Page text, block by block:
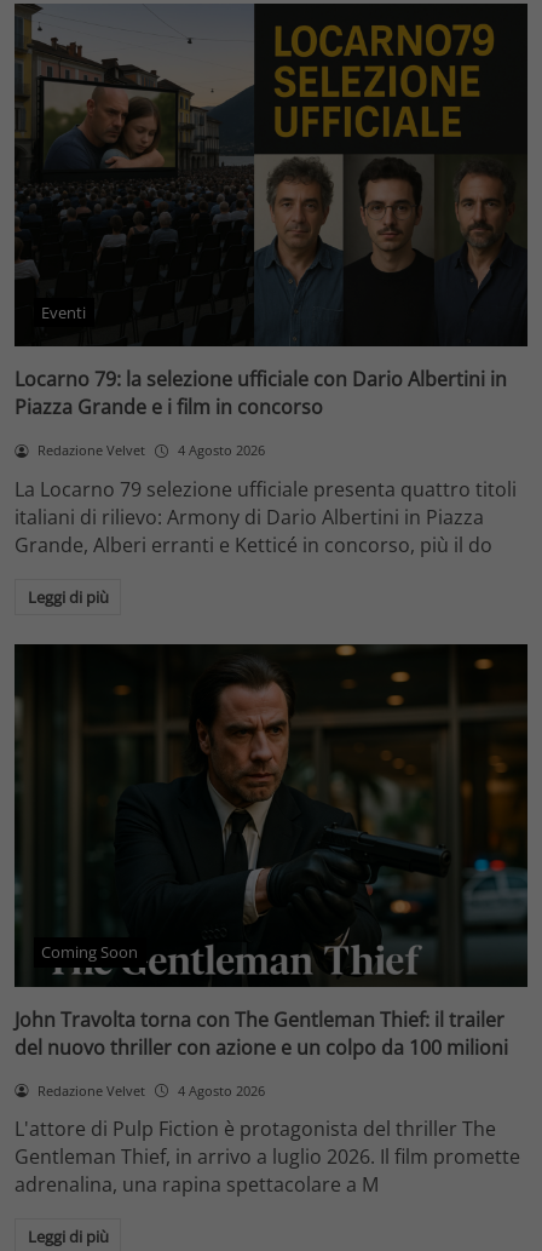
Eventi
Locarno 79: la selezione ufficiale con Dario Albertini in
Piazza Grande e i film in concorso
Redazione Velvet 4 Agosto 2026
La Locarno 79 selezione ufficiale presenta quattro titoli
italiani di rilievo: Armony di Dario Albertini in Piazza
Grande, Alberi erranti e Ketticé in concorso, più il do
Leggi di più
Coming Soon
John Travolta torna con The Gentleman Thief: il trailer
del nuovo thriller con azione e un colpo da 100 milioni
Redazione Velvet 4 Agosto 2026
L'attore di Pulp Fiction è protagonista del thriller The
Gentleman Thief, in arrivo a luglio 2026. Il film promette
adrenalina, una rapina spettacolare a M
Leggi di più